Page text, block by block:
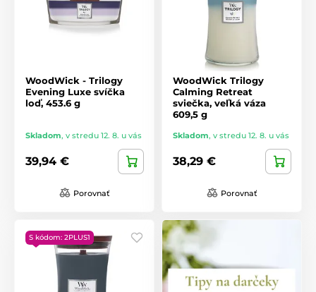
WoodWick - Trilogy
Evening Luxe svíčka
loď, 453.6 g
Skladom, v stredu 12. 8. u vás
39,94 €
Porovnať
WoodWick Trilogy
Calming Retreat
sviečka, veľká váza
609,5 g
Skladom, v stredu 12. 8. u vás
38,29 €
Porovnať
S kódom: 2PLUS1